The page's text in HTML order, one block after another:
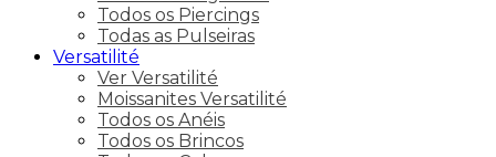
Todos os Piercings
Todas as Pulseiras
Versatilité
Ver Versatilité
Moissanites Versatilité
Todos os Anéis
Todos os Brincos